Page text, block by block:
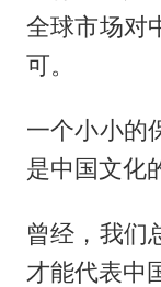
全球市场对
可。
一个小小的
是中国文化
曾经，我们
才能代表中